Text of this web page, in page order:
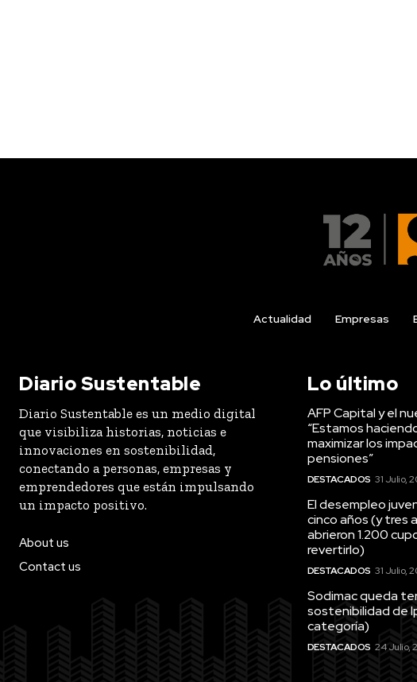
Actualidad Empresas
Diario Sustentable
Diario Sustentable es un medio digital
que visibiliza historias, noticias e
innovaciones en sostenibilidad,
conectando a personas, empresas y
emprendedores que están impulsando
un impacto positivo.
About us
Contact us
Lo último
AFP Capital y el
“Estamos
maximizar los
pensiones”
DESTACADOS 31 Julio,
El desempleo
cinco años (y tres
abrieron 1.200
revertirlo)
DESTACADOS 31 Julio,
Sodimac queda
sostenibilidad de
categoría)
DESTACADOS 24 Julio,